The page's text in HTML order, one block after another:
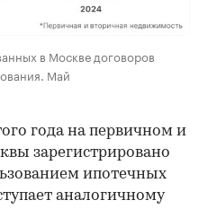
в Москве договоров
Май
года на первичном и
зарегистрировано
ипотечных
аналогичному